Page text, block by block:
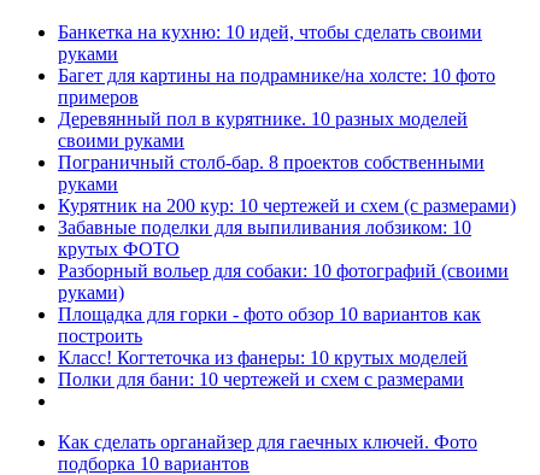
Банкетка на кухню: 10 идей, чтобы сделать своими
руками
Багет для картины на подрамнике/на холсте: 10 фото
примеров
Деревянный пол в курятнике. 10 разных моделей
своими руками
Пограничный столб-бар. 8 проектов собственными
руками
Курятник на 200 кур: 10 чертежей и схем (с размерами)
Забавные поделки для выпиливания лобзиком: 10
крутых ФОТО
Разборный вольер для собаки: 10 фотографий (своими
руками)
Площадка для горки - фото обзор 10 вариантов как
построить
Класс! Когтеточка из фанеры: 10 крутых моделей
Полки для бани: 10 чертежей и схем с размерами
Как сделать органайзер для гаечных ключей. Фото
подборка 10 вариантов